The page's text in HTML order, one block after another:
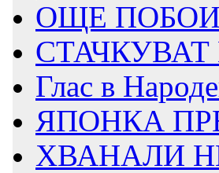
ОЩЕ
Глас в
ЯПОНКА
ХВАНАЛИ